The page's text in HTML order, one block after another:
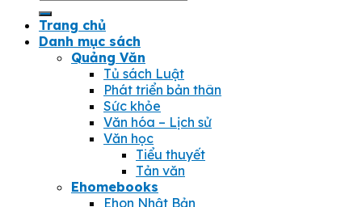
Trang chủ
Danh mục sách
Quảng Văn
Tủ sách Luật
Phát triển bản thân
Sức khỏe
Văn hóa – Lịch sử
Văn học
Tiểu thuyết
Tản văn
Ehomebooks
Ehon Nhật Bản